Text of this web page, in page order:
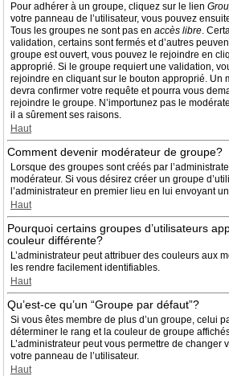
Pour adhérer à un groupe, cliquez sur le lien
votre panneau de l’utilisateur, vous pouvez
Tous les groupes ne sont pas en accès libre.
validation, certains sont fermés et d’autres
groupe est ouvert, vous pouvez le rejoindre en
approprié. Si le groupe requiert une validation,
rejoindre en cliquant sur le bouton approprié. Un
devra confirmer votre requête et pourra vous
rejoindre le groupe. N’importunez pas le
il a sûrement ses raisons.
Haut
Comment devenir modérateur de groupe?
Lorsque des groupes sont créés par
modérateur. Si vous désirez créer un groupe
l’administrateur en premier lieu en lui envoyant
Haut
Pourquoi certains groupes d’utilisateurs
couleur différente?
L’administrateur peut attribuer des couleurs aux
les rendre facilement identifiables.
Haut
Qu’est-ce qu’un “Groupe par défaut”?
Si vous êtes membre de plus d’un groupe, celui
déterminer le rang et la couleur de groupe
L’administrateur peut vous permettre de changer
votre panneau de l’utilisateur.
Haut